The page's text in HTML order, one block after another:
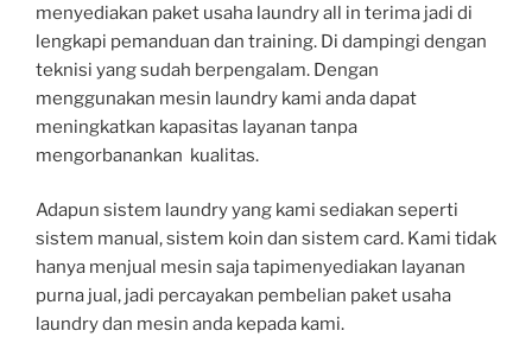
menyediakan paket usaha laundry all in terima jadi di
lengkapi pemanduan dan training. Di dampingi dengan
teknisi yang sudah berpengalam. Dengan
menggunakan mesin laundry kami anda dapat
meningkatkan kapasitas layanan tanpa
mengorbanankan kualitas.
Adapun sistem laundry yang kami sediakan seperti
sistem manual, sistem koin dan sistem card. Kami tidak
hanya menjual mesin saja tapimenyediakan layanan
purna jual, jadi percayakan pembelian paket usaha
laundry dan mesin anda kepada kami.